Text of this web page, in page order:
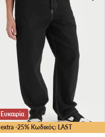
extra -25% Κωδικός: LAST
Ευκαιρία